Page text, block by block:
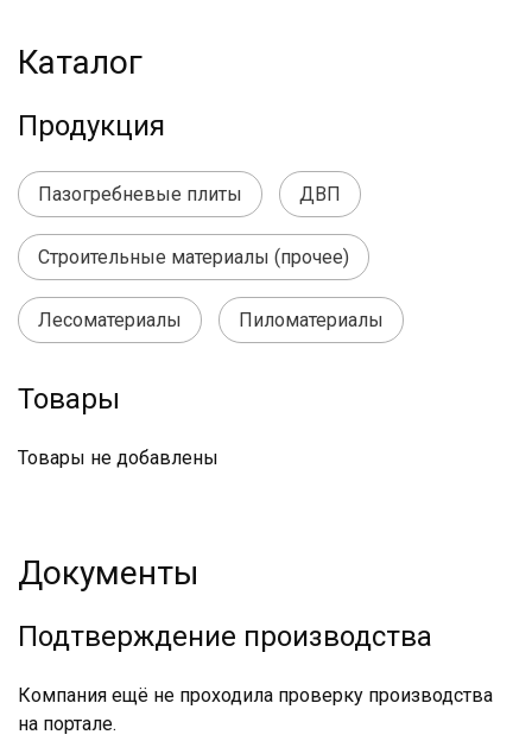
Каталог
Продукция
Пазогребневые плиты ДВП
Строительные материалы (прочее)
Лесоматериалы Пиломатериалы
Товары
Товары не добавлены
Документы
Подтверждение производства
Компания ещё не проходила проверку производства
на портале.